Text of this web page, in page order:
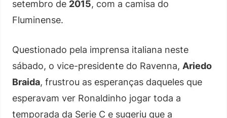
setembro de 2015, com a camisa do
Fluminense.
Questionado pela imprensa italiana neste
sábado, o vice-presidente do Ravenna, Ariedo
Braida, frustrou as esperanças daqueles que
esperavam ver Ronaldinho jogar toda a
temporada da Serie C e sugeriu que a